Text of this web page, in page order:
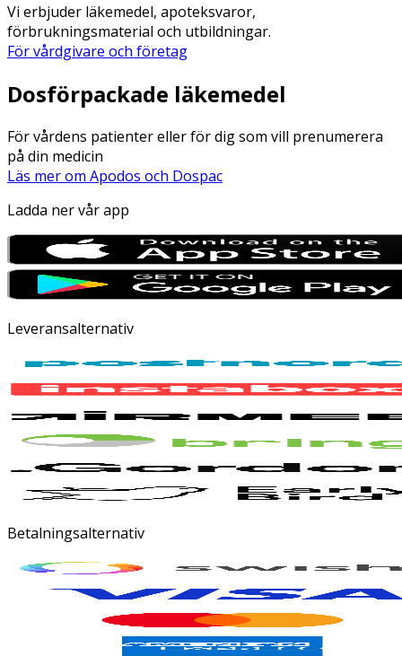
Vi erbjuder läkemedel, apoteksvaror,
förbrukningsmaterial och utbildningar.
För vårdgivare och företag
Dosförpackade läkemedel
För vårdens patienter eller för dig som vill prenumerera
på din medicin
Läs mer om Apodos och Dospac
Ladda ner vår app
Leveransalternativ
Betalningsalternativ